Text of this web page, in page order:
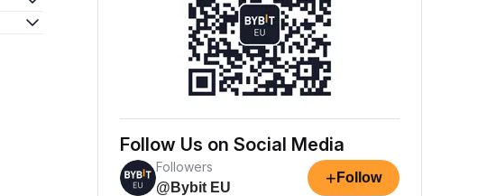
Follow Us on Social Media
Followers
@Bybit EU
+ Follow